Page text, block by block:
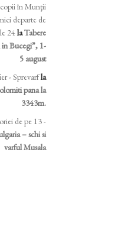
copii în Munţii
departe de
24laTabere
Bucegi”, 1-
5 august
- Sprevarfla
pana la
3343m.
de pe 13 -
– schi si
varful Musala